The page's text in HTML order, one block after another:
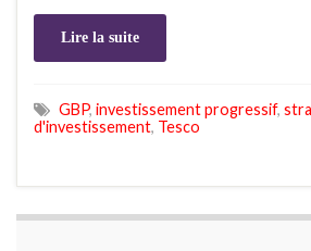
Lire la suite
GBP, investissement progressif,
d'investissement, Tesco